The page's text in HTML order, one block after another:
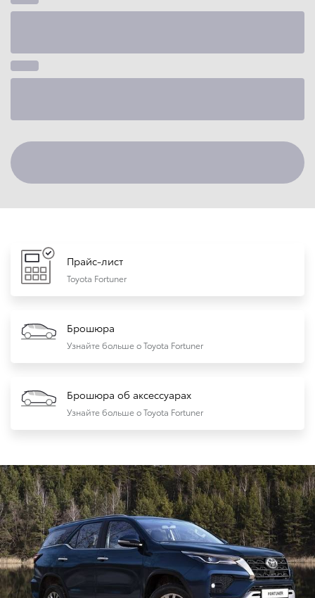
Прайс-лист
Toyota Fortuner
Брошюра
Узнайте больше о Toyota Fortuner
Брошюра об аксессуарах
Узнайте больше о Toyota Fortuner